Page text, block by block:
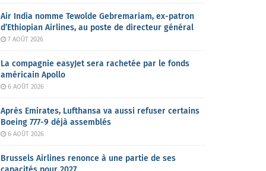
Air India nomme Tewolde Gebremariam, ex-patron
d’Ethiopian Airlines, au poste de directeur général
7 AOÛT 2026
La compagnie easyJet sera rachetée par le fonds
américain Apollo
6 AOÛT 2026
Après Emirates, Lufthansa va aussi refuser certains
Boeing 777-9 déjà assemblés
6 AOÛT 2026
Brussels Airlines renonce à une partie de ses